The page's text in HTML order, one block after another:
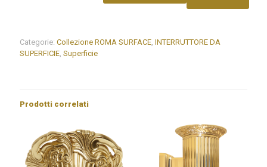
Categorie: Collezione ROMA SURFACE, INTERRUTTORE DA
SUPERFICIE, Superficie
Prodotti correlati